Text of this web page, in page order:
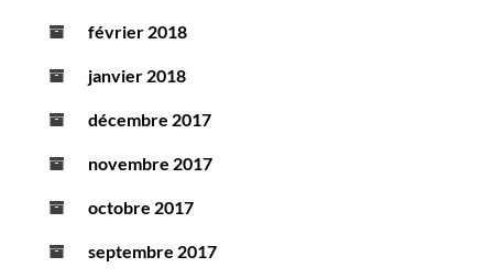
février 2018
janvier 2018
décembre 2017
novembre 2017
octobre 2017
septembre 2017